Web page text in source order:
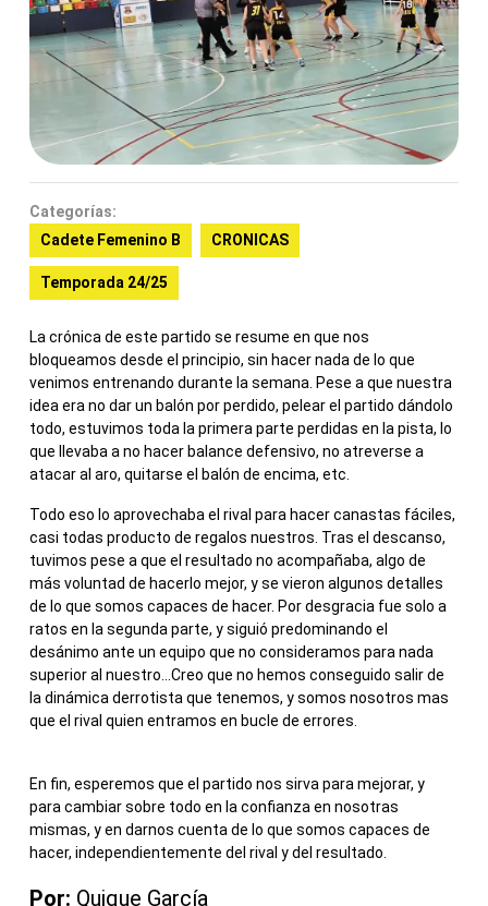
Categorías:
Cadete Femenino B
CRONICAS
Temporada 24/25
La crónica de este partido se resume en que nos
bloqueamos desde el principio, sin hacer nada de lo que
venimos entrenando durante la semana. Pese a que nuestra
idea era no dar un balón por perdido, pelear el partido dándolo
todo, estuvimos toda la primera parte perdidas en la pista, lo
que llevaba a no hacer balance defensivo, no atreverse a
atacar al aro, quitarse el balón de encima, etc.
Todo eso lo aprovechaba el rival para hacer canastas fáciles,
casi todas producto de regalos nuestros. Tras el descanso,
tuvimos pese a que el resultado no acompañaba, algo de
más voluntad de hacerlo mejor, y se vieron algunos detalles
de lo que somos capaces de hacer. Por desgracia fue solo a
ratos en la segunda parte, y siguió predominando el
desánimo ante un equipo que no consideramos para nada
superior al nuestro…Creo que no hemos conseguido salir de
la dinámica derrotista que tenemos, y somos nosotros mas
que el rival quien entramos en bucle de errores.
En fin, esperemos que el partido nos sirva para mejorar, y
para cambiar sobre todo en la confianza en nosotras
mismas, y en darnos cuenta de lo que somos capaces de
hacer, independientemente del rival y del resultado.
Por: Quique García